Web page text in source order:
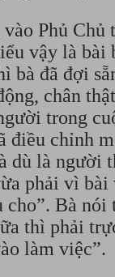
Phủ Chủ
vậy là bài
bà đã đợi
chân
trong
điều chỉnh
dù là người
phải vì
cho”. Bà nói
thì phải
làm việc”.